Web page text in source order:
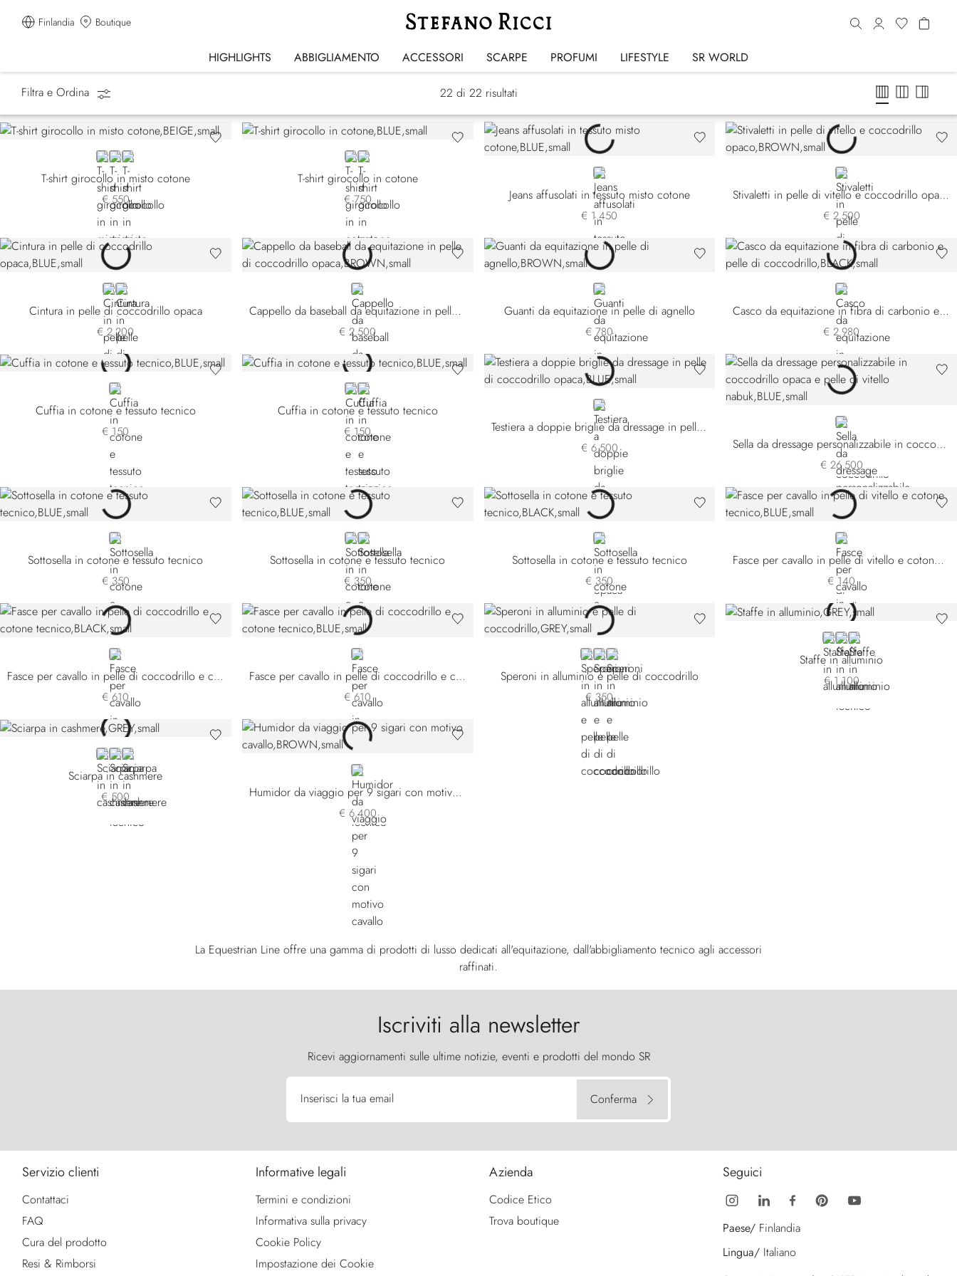
Finlandia Boutique
HIGHLIGHTS ABBIGLIAMENTO ACCESSORI SCARPE PROFUMI LIFESTYLE SR WORLD
Homepage Lifestyle
Equestrian Line
Filtra e Ordina 22 di 22 risultati
BEIGE
BLACKWHITE
T-shirt girocollo in misto cotone
€ 550
BLUEBLACK
T-shirt girocollo in cotone
€ 750
BLUE
Jeans affusolati in tessuto misto cotone
€ 1.450
BROWN
Stivaletti in pelle di vitello e coccodrillo opaco
€ 2.500
BLUEBROWN
Cintura in pelle di coccodrillo opaca
€ 2.200
BROWN
Cappello da baseball da equitazione in pelle di coccodrillo opaca
€ 2.500
BROWN
Guanti da equitazione in pelle di agnello
€ 780
BLACK
Casco da equitazione in fibra di carbonio e pelle di coccodrillo
€ 2.980
BLUE
Cuffia in cotone e tessuto tecnico
€ 150
BLUEBLACK
Cuffia in cotone e tessuto tecnico
€ 150
BLUE
Testiera a doppie briglie da dressage in pelle di coccodrillo opaca
€ 6.500
BLUE
Sella da dressage personalizzabile in coccodrillo opaca e pelle di vitello nabuk
€ 26.500
BLUE
Sottosella in cotone e tessuto tecnico
€ 350
BLUEBLACK
Sottosella in cotone e tessuto tecnico
€ 350
BLACK
Sottosella in cotone e tessuto tecnico
€ 350
BLUE
Fasce per cavallo in pelle di vitello e cotone tecnico
€ 140
BLACK
Fasce per cavallo in pelle di coccodrillo e cotone tecnico
€ 610
BLUE
Fasce per cavallo in pelle di coccodrillo e cotone tecnico
€ 610
GREYBROWN
BLACK
Speroni in alluminio e pelle di coccodrillo
€ 350
GREYBLACKBROWN
Staffe in alluminio
€ 1.100
GREY
BLUEBEIGE
Sciarpa in cashmere
€ 500
BROWN
Humidor da viaggio per 9 sigari con motivo cavallo
€ 6.400
La Equestrian Line offre una gamma di prodotti di lusso dedicati all'equitazione, dall'abbigliamento tecnico agli accessori
raffinati.
Iscriviti alla newsletter
Ricevi aggiornamenti sulle ultime notizie, eventi e prodotti del mondo SR
Inserisci la tua email Conferma
Servizio clienti
Contattaci
FAQ
Cura del prodotto
Resi & Rimborsi
Informative legali
Termini e condizioni
Informativa sulla privacy
Cookie Policy
Impostazione dei Cookie
Azienda
Codice Etico
Trova boutique
Seguici
Paese/ Finlandia
Lingua/ Italiano